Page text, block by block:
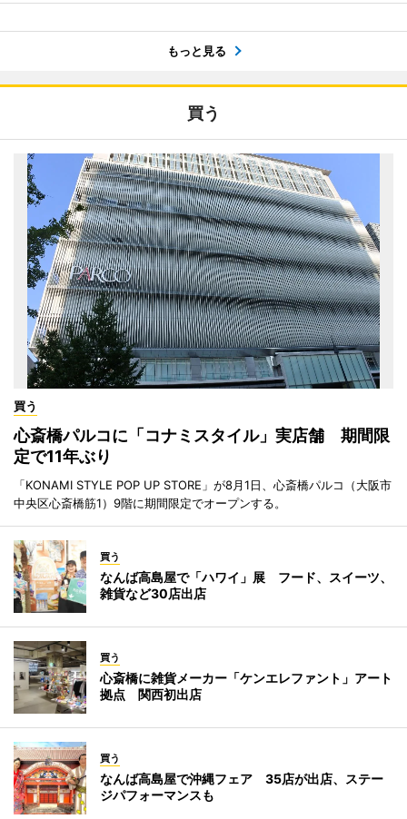
もっと見る
買う
買う
心斎橋パルコに「コナミスタイル」実店舗 期間限
定で11年ぶり
「KONAMI STYLE POP UP STORE」が8月1日、心斎橋パルコ（大阪市
中央区心斎橋筋1）9階に期間限定でオープンする。
買う
なんば高島屋で「ハワイ」展 フード、スイーツ、
雑貨など30店出店
買う
心斎橋に雑貨メーカー「ケンエレファント」アート
拠点 関西初出店
買う
なんば高島屋で沖縄フェア 35店が出店、ステー
ジパフォーマンスも